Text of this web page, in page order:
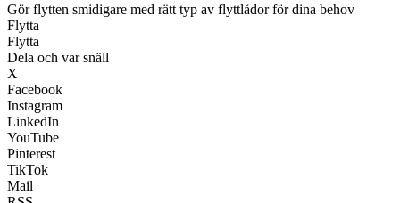
Gör flytten smidigare med rätt typ av flyttlådor för dina behov
Flytta
Flytta
Dela och var snäll
X
Facebook
Instagram
LinkedIn
YouTube
Pinterest
TikTok
Mail